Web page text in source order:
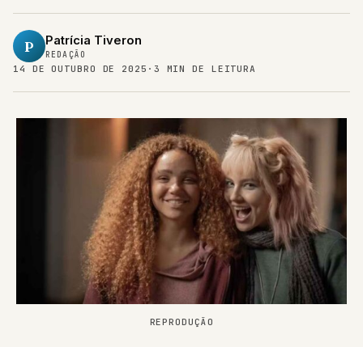
P Patrícia Tiveron
REDAÇÃO
14 DE OUTUBRO DE 2025 · 3 MIN DE LEITURA
REPRODUÇÃO